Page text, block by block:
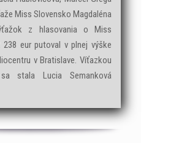
Miss Slovensko Magdaléna
z hlasovania o Miss
eur putoval v plnej výške
v Bratislave. Víťazkou
stala Lucia Semanková